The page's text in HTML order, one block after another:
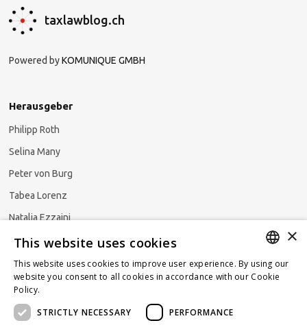
taxlawblog.ch
Powered byKOMUNIQUE GMBH
Herausgeber
Philipp Roth
Selina Many
Peter von Burg
Tabea Lorenz
Natalja Ezzaini
Newsletter abonnieren
GERMAN
×
This website uses cookies
This website uses cookies to improve user experience. By using our
website you consent to all cookies in accordance with our Cookie
Policy.
STRICTLY NECESSARY
PERFORMANCE